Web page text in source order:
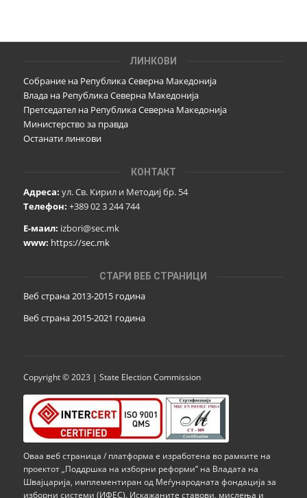
ЛИНКОВИ
Собрание на Република Северна Македонија
Влада на Република Северна Македонија
Претседател на Република Северна Македонија
Министерство за правда
Останати линкови
КОНТАКТ
Адреса: ул. Св. Кирил и Методиј бр. 54
Телефон: +389 02 3 244 744
Е-маил: izbori@sec.mk
www: https://sec.mk
СТАРИ ВЕБ СТРАНИЦИ
Веб страна 2013-2015 година
Веб страна 2015-2021 година
Copyright © 2023 | State Election Commission
Оваа веб страница / платформа е изработена во рамките на
проектот „Поддршка на изборни реформи” на Владата на
Швајцарија, имплементиран од Меѓународната фондација за
изборни системи (ИФЕС). Искажаните ставови, мислења и